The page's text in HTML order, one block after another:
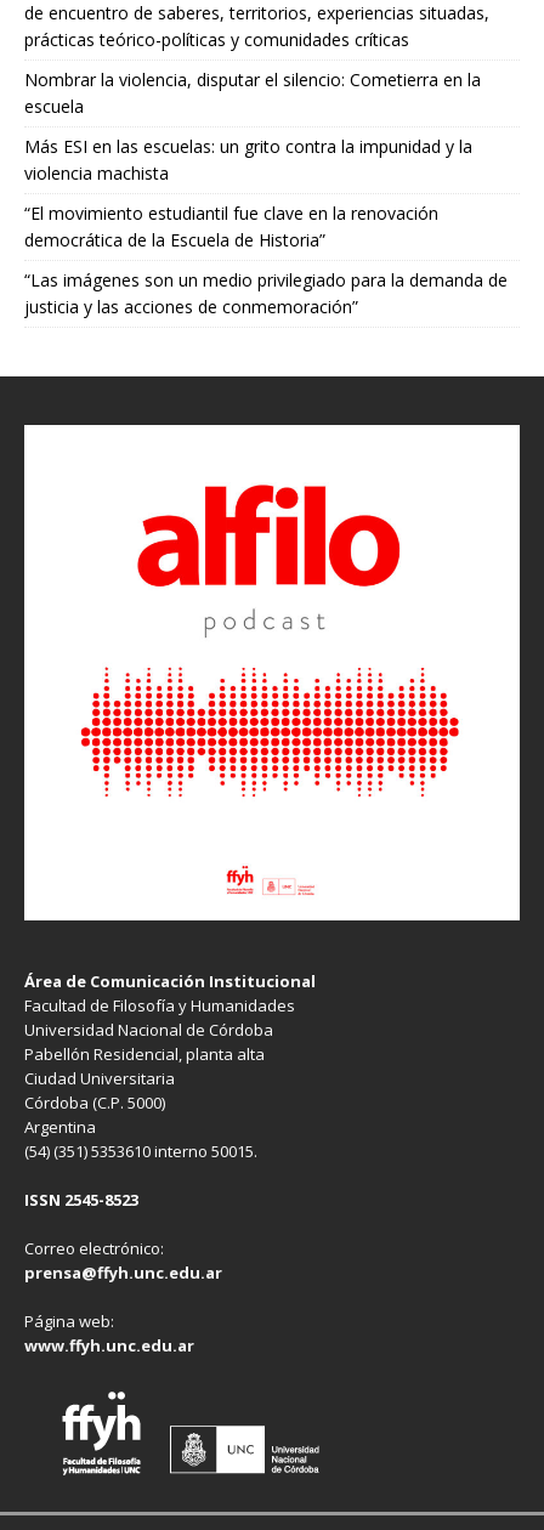
de encuentro de saberes, territorios, experiencias situadas,
prácticas teórico-políticas y comunidades críticas
Nombrar la violencia, disputar el silencio: Cometierra en la
escuela
Más ESI en las escuelas: un grito contra la impunidad y la
violencia machista
“El movimiento estudiantil fue clave en la renovación
democrática de la Escuela de Historia”
“Las imágenes son un medio privilegiado para la demanda de
justicia y las acciones de conmemoración”
Área de Comunicación Institucional
Facultad de Filosofía y Humanidades
Universidad Nacional de Córdoba
Pabellón Residencial, planta alta
Ciudad Universitaria
Córdoba (C.P. 5000)
Argentina
(54) (351) 5353610 interno 50015.
ISSN 2545-8523
Correo electrónico:
prensa@ffyh.unc.edu.ar
Página web:
www.ffyh.unc.edu.ar